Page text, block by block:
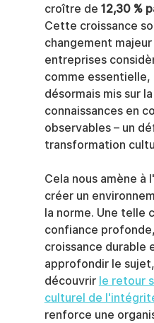
croître de 12,30 %
Cette croissance
changement majeur
entreprises
comme essentielle,
désormais mis sur
connaissances en
observables – un
transformation
Cela nous amène
créer un
la norme. Une telle
confiance
croissance durable
approfondir le
découvrir le retour
culturel de
renforce une